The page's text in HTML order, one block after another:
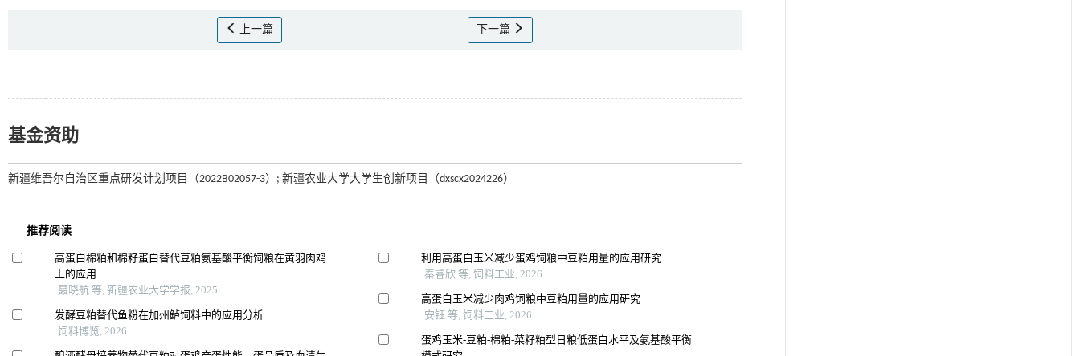
上一篇 下一篇
基金资助
新疆维吾尔自治区重点研发计划项目（2022B02057-3）; 新疆农业大学大学生创新项目（dxscx2024226）